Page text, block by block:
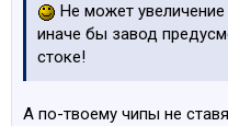
Не может
иначе бы завод
стоке!
А по-твоему чипы не